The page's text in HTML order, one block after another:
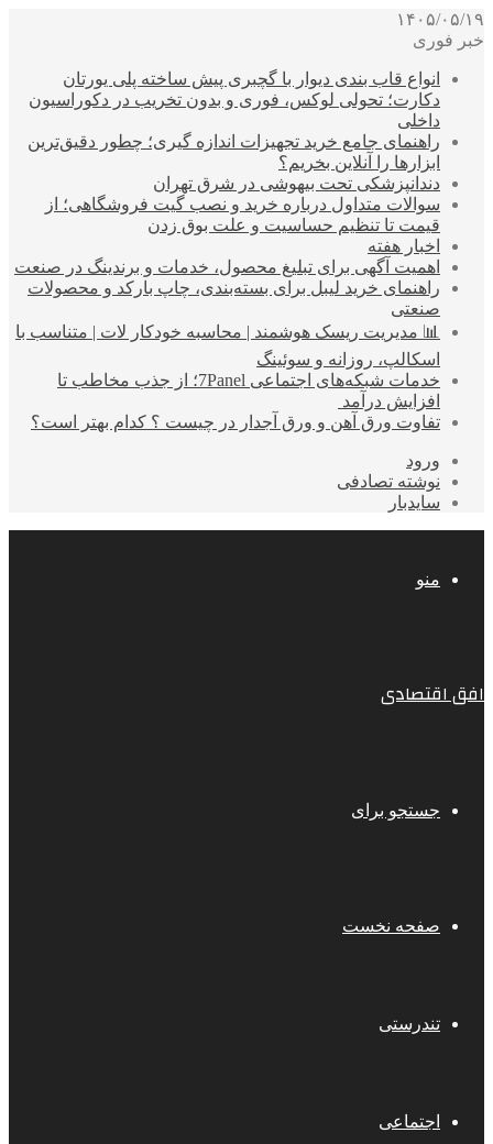
۱۴۰۵/۰۵/۱۹
خبر فوری
انواع قاب بندی دیوار با گچبری پیش ساخته پلی یورتان
دکارت؛ تحولی لوکس، فوری و بدون تخریب در دکوراسیون
داخلی
راهنمای جامع خرید تجهیزات اندازه گیری؛ چطور دقیق‌ترین
ابزارها را آنلاین بخریم؟
دندانپزشکی تحت بیهوشی در شرق تهران
سوالات متداول درباره خرید و نصب گیت فروشگاهی؛ از
قیمت تا تنظیم حساسیت و علت بوق زدن
اخبار هفته
اهمیت آگهی برای تبلیغ محصول، خدمات و برندینگ در صنعت
راهنمای خرید لیبل برای بسته‌بندی، چاپ بارکد و محصولات
صنعتی
📊 مدیریت ریسک هوشمند | محاسبه خودکار لات | متناسب با
اسکالپ، روزانه و سوئینگ
خدمات شبکه‌های اجتماعی 7Panel؛ از جذب مخاطب تا
افزایش درآمد
تفاوت ورق آهن و ورق آجدار در چیست ؟ کدام بهتر است؟
ورود
نوشته تصادفی
سایدبار
منو
افق اقتصادی
جستجو برای
صفحه نخست
تندرستی
اجتماعی